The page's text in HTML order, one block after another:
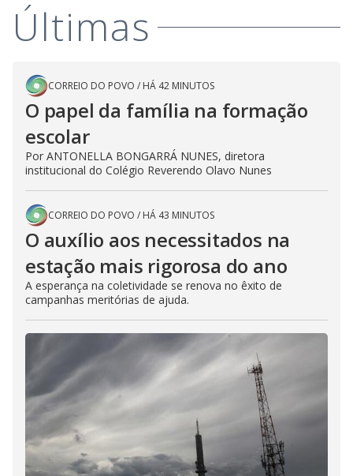
Últimas
CORREIO DO POVO / HÁ 42 MINUTOS
O papel da família na formação
escolar
Por ANTONELLA BONGARRÁ NUNES, diretora
institucional do Colégio Reverendo Olavo Nunes
CORREIO DO POVO / HÁ 43 MINUTOS
O auxílio aos necessitados na
estação mais rigorosa do ano
A esperança na coletividade se renova no êxito de
campanhas meritórias de ajuda.